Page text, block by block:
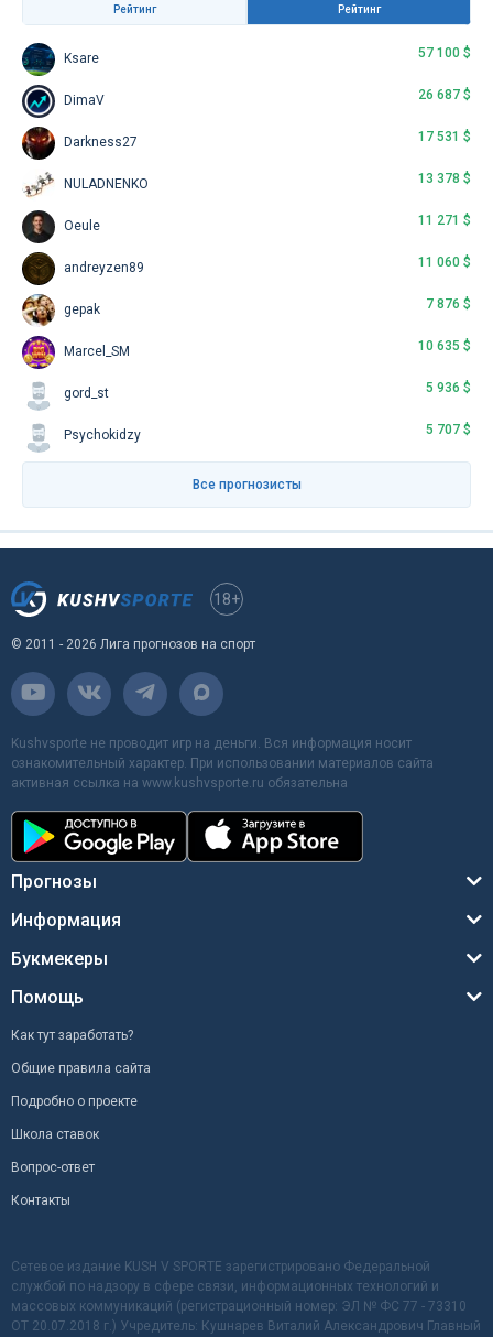
Рейтинг Рейтинг
Ksare 57 100 $
DimaV 26 687 $
Darkness27 17 531 $
NULADNENKO 13 378 $
Oeule 11 271 $
andreyzen89 11 060 $
gepak 7 876 $
Marcel_SM 10 635 $
gord_st 5 936 $
Psychokidzy 5 707 $
Все прогнозисты
18+
© 2011 - 2026 Лига прогнозов на спорт
Kushvsporte не проводит игр на деньги. Вся информация носит
ознакомительный характер. При использовании материалов сайта
активная ссылка на www.kushvsporte.ru обязательна
Прогнозы
Информация
Букмекеры
Помощь
Как тут заработать?
Общие правила сайта
Подробно о проекте
Школа ставок
Вопрос-ответ
Контакты
Сетевое издание KUSH V SPORTE зарегистрировано Федеральной
службой по надзору в сфере связи, информационных технологий и
массовых коммуникаций (регистрационный номер: ЭЛ № ФС 77 - 73310
ОТ 20.07.2018 г.) Учредитель: Кушнарев Виталий Александрович Главный